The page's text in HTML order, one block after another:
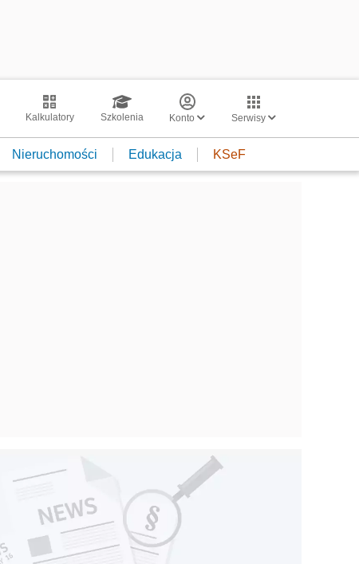
Kalkulatory Szkolenia Konto Serwisy
Nieruchomości Edukacja KSeF